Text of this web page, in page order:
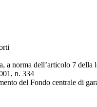
a norma dell’articolo 7 della
n. 334
del Fondo centrale di